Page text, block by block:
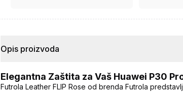
Opis proizvoda
Elegantna Zaštita za Vaš Huawei P30
Futrola Leather FLIP Rose od brenda Futrola